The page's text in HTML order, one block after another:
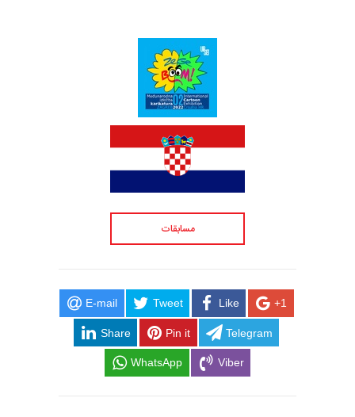
مسابقات
E-mail Tweet Like +1
Share Pin it Telegram
WhatsApp Viber